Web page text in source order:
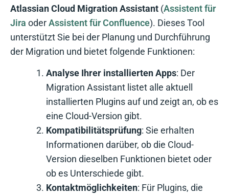
Atlassian Cloud Migration Assistant (Assistent für
Jira oderAssistent für Confluence). Dieses Tool
unterstützt Sie bei der Planung und Durchführung
der Migration und bietet folgende Funktionen:
Analyse Ihrer installierten Apps: Der
Migration Assistant listet alle aktuell
installierten Plugins auf und zeigt an, ob es
eine Cloud-Version gibt.
Kompatibilitätsprüfung: Sie erhalten
Informationen darüber, ob die Cloud-
Version dieselben Funktionen bietet oder
ob es Unterschiede gibt.
Kontaktmöglichkeiten: Für Plugins, die